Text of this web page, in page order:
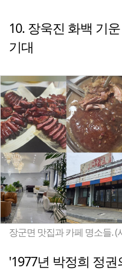
10. 장욱진 화백 기
기대
장군면 맛집과 카페 명소들. (
'1977년 박정희 정